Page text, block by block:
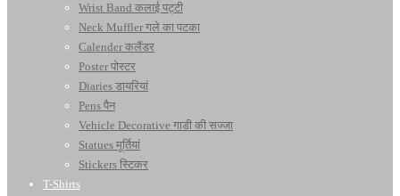
Wrist Band कलाई पट्टी
Neck Muffler गले का पटका
Calender कलैंडर
Poster पोस्टर
Diaries डायरियां
Pens पैन
Vehicle Decorative गाडी की सज्जा
Statues मूर्तियां
Stickers स्टिकर
T-Shirts